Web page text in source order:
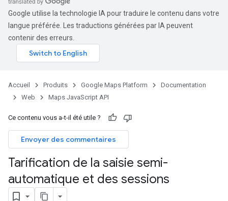
Google utilise la technologie IA pour traduire le contenu dans votre
langue préférée. Les traductions générées par IA peuvent
contenir des erreurs.
Accueil Produits Google Maps Platform
Documentation
Web
Maps JavaScript API
Ce contenu vous a-t-il été utile ?
Envoyer des commentaires
Tarification de la saisie semi-
automatique et des sessions